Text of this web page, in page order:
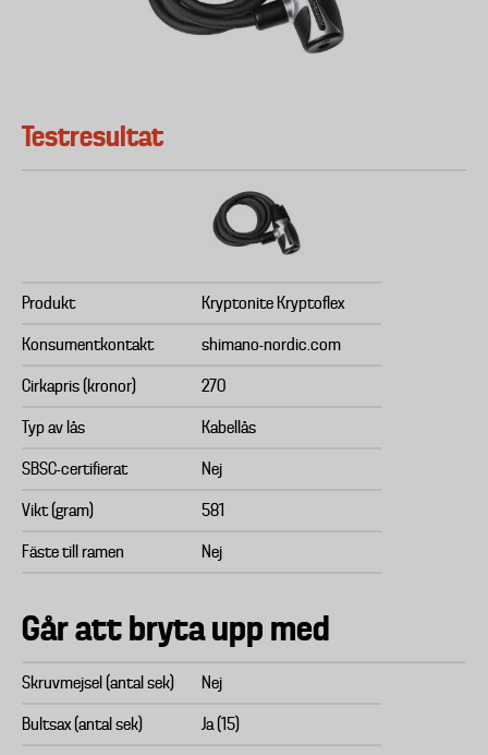
Testresultat
Produkt Kryptonite Kryptoflex
Konsumentkontakt shimano-nordic.com
Cirkapris (kronor) 270
Typ av lås Kabellås
SBSC-certifierat Nej
Vikt (gram) 581
Fäste till ramen Nej
Går att bryta upp med
Skruvmejsel (antal sek) Nej
Bultsax (antal sek) Ja (15)